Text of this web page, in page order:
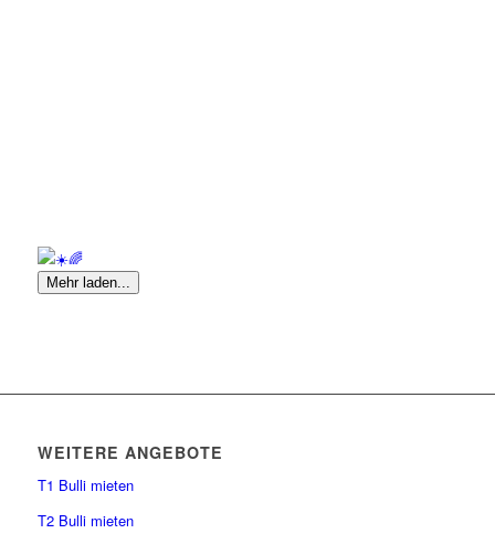
Mehr laden...
WEITERE ANGEBOTE
T1 Bulli mieten
T2 Bulli mieten